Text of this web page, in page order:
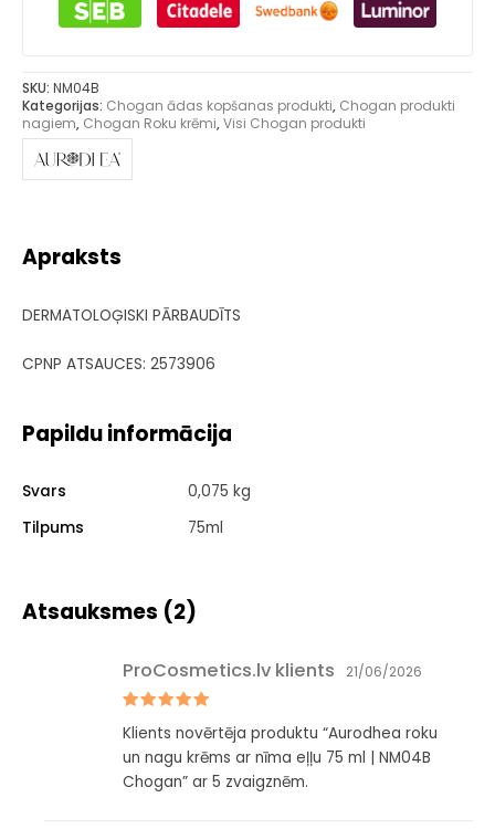
SKU: NM04B
Kategorijas: Chogan ādas kopšanas produkti, Chogan produkti
nagiem, Chogan Roku krēmi,Visi Chogan produkti
Apraksts
DERMATOLOĢISKI PĀRBAUDĪTS
CPNP ATSAUCES: 2573906
Papildu informācija
Svars
0,075 kg
Tilpums
75ml
Atsauksmes (2)
ar5no 5
ProCosmetics.lv klients 21/06/2026
Klients novērtēja produktu “Aurodhea roku
un nagu krēms ar nīma eļļu 75 ml | NM04B
Chogan” ar 5 zvaigznēm.